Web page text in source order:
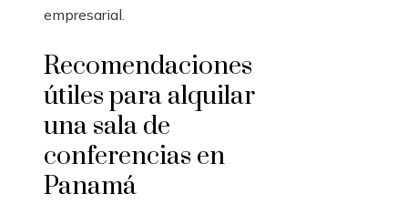
empresarial.
Recomendaciones
útiles para alquilar
una sala de
conferencias en
Panamá